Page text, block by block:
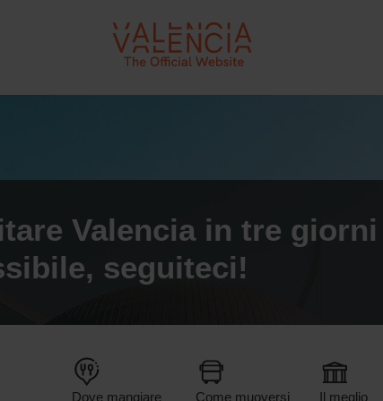
Valencia in tre giorni
seguiteci!
Dove mangiare Come muoversi Il meglio